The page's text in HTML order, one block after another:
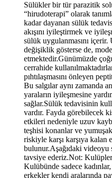
Sülükler bir tür parazitik
“hirudoterapi” olarak
kadar dayanan sülük
akışını iyileştirmek ve
sülük uygulanmasını
değişiklik gösterse de,
etmektedir.Günümüzde
cerrahide
pıhtılaşmasını önleyen
Bu salgılar aynı zamanda
yaraların iyileşmesine
sağlar.Sülük tedavisinin
vardır. Fayda görebilecek
etkileri nedeniyle uzuv
teşhisi konanlar ve
riskiyle karşı karşıya kalan
bulunur.Aşağıdaki videoyu
tavsiye ederiz.Not:
Kulübünde sadece
erkekler kendi aralarında